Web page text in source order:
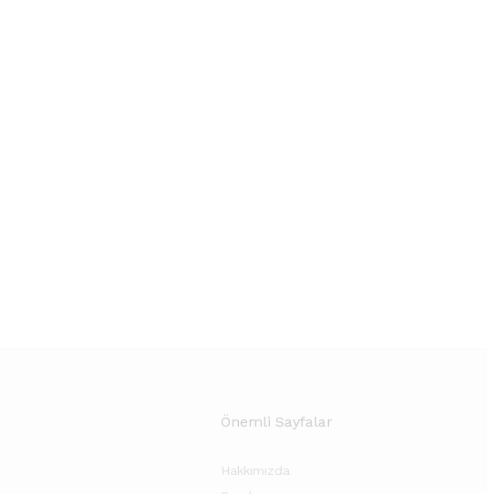
Önemli Sayfalar
Hakkımızda